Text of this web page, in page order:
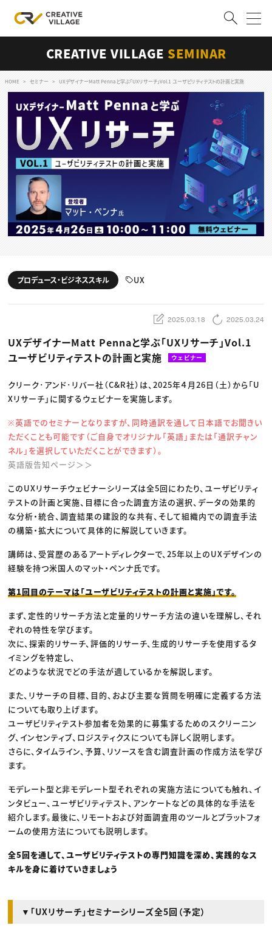
ログイン 会員登録
クリエイター求人を探す
CREATIVE JOB求人検索
特集求人
採用説明会
転職支援サービス
CONTENTS
スキルアップしたい！
動画配信・映像制作
編集・ライティング
ディレクション
TOP Creator’s コラム トップ
Webクリエイター
ゲームクリエイター
クリエイターインタビュー
C＆R Magazine
セミナー
ニュース・トレンド トップ
Web
映像
広告
出版
CREATIVE VILLAGEからのお知らせ
プロフェッショナル×つながる×メディア
CREATIVE VILLAGE SEMINAR
HOME セミナー UXデザイナーMatt Pennaと学ぶ「UXリサーチ」Vol.1 ユーザビリティテストの計画と実施
プロデュース・ビジネススキル UX
2025.03.18 2025.03.24
UXデザイナーMatt Pennaと学ぶ「UXリサーチ」Vol.1
ユーザビリティテストの計画と実施
ウェビナー
クリーク･アンド･リバー社（C&R社）は、2025年４月26日（土）から「U
Xリサーチ」に関するウェビナーを実施します。
※英語でのセミナーとなりますが、同時通訳を通して日本語でお聞きい
ただくことも可能です（ご自身でオリジナル「英語」または「通訳チャン
ネル」を選択していただくことができます）。
英語版告知ページ＞＞
このUXリサーチウェビナーシリーズは全5回にわたり、ユーザビリティ
テストの計画と実施、目標に合った調査方法の選択、データの効果的
な分析・統合、調査結果の建設的な共有、そして組織内での調査手法
の構築・拡大について具体的に解説していきます。
講師は、受賞歴のあるアートディレクターで、25年以上のUXデザインの
経験を持つ米国人のマット・ペンナ氏です。
第1回目のテーマは「ユーザビリティテストの計画と実施」です。
まず、定性的リサーチ方法と定量的リサーチ方法の違いを理解し、それ
ぞれの特性を学びます。
次に、探索的リサーチ、評価的リサーチ、生成的リサーチを使用するタ
イミングを特定し、
どのような状況でどの手法が適しているかを解説します。
また、リサーチの目標、目的、および主要な質問を明確に定義する方法
についても取り上げます。
ユーザビリティテスト参加者を効果的に募集するためのスクリーニン
グ、インセンティブ、ロジスティクスについても詳しく説明します。
さらに、タイムライン、予算、リソースを含む調査計画の作成方法を学び
ます。
モデレート型と非モデレート型それぞれの実施方法についても触れ、イ
ンタビュー、ユーザビリティテスト、アンケートなどの具体的な手法を
紹介します。最後に、リモートおよび対面調査用のツールとプラットフォ
ームの使用方法についても説明します。
全5回を通して、ユーザビリティテストの専門知識を深め、実践的なス
キルを身に着けていきましょう
▼「UXリサーチ」セミナーシリーズ全5回（予定）